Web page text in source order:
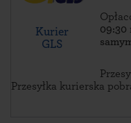
Kurier
GLS
09:30
Przesyłka kurierska